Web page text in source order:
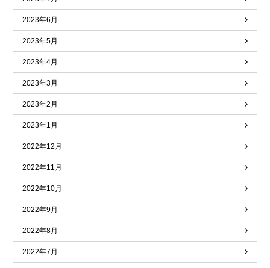
2023年6月
2023年5月
2023年4月
2023年3月
2023年2月
2023年1月
2022年12月
2022年11月
2022年10月
2022年9月
2022年8月
2022年7月